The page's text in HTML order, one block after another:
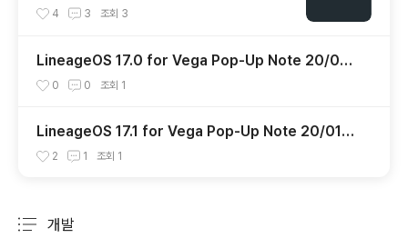
MSM8974
4 3 조회 3
LineageOS 17.0 for Vega Pop-Up Note 20/01/
040 0 조회 1
LineageOS 17.1 for Vega Pop-Up Note 20/01/1
1
2 1 조회 1
개발